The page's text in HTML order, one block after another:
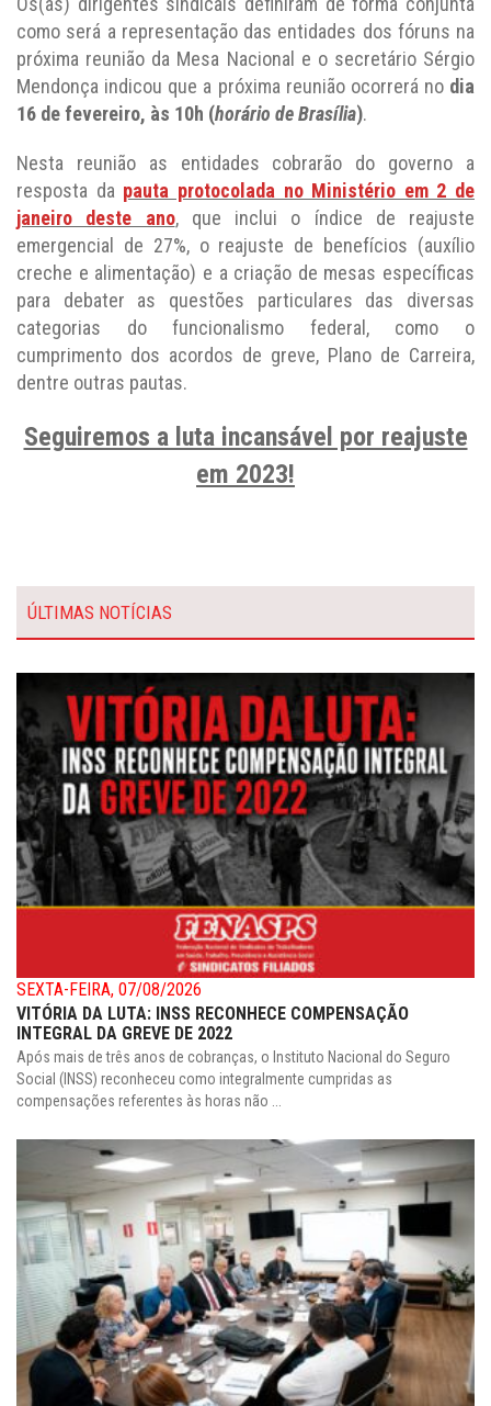
como será a representação das entidades dos fóruns na
próxima reunião da Mesa Nacional e o secretário Sérgio
Mendonça indicou que a próxima reunião ocorrerá no dia
16 de fevereiro, às 10h (horário de Brasília).
Nesta reunião as entidades cobrarão do governo a
resposta da pauta protocolada no Ministério em 2 de
janeiro deste ano, que inclui o índice de reajuste
emergencial de 27%, o reajuste de benefícios (auxílio
creche e alimentação) e a criação de mesas específicas
para debater as questões particulares das diversas
categorias do funcionalismo federal, como o
cumprimento dos acordos de greve, Plano de Carreira,
dentre outras pautas.
Seguiremos a luta incansável por reajuste
em 2023!
ÚLTIMAS NOTÍCIAS
SEXTA-FEIRA, 07/08/2026
VITÓRIA DA LUTA: INSS RECONHECE COMPENSAÇÃO
INTEGRAL DA GREVE DE 2022
Após mais de três anos de cobranças, o Instituto Nacional do Seguro
Social (INSS) reconheceu como integralmente cumpridas as
compensações referentes às horas não ...